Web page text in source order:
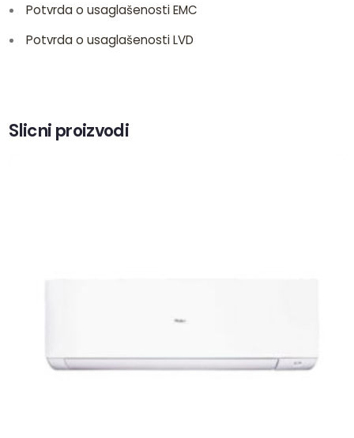
Potvrda o usaglašenosti EMC
Potvrda o usaglašenosti LVD
Slicni proizvodi